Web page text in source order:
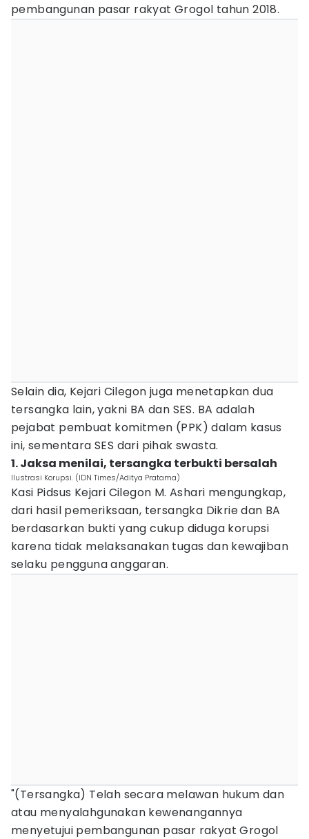
pembangunan pasar rakyat Grogol tahun 2018.
Selain dia, Kejari Cilegon juga menetapkan dua
tersangka lain, yakni BA dan SES. BA adalah
pejabat pembuat komitmen (PPK) dalam kasus
ini, sementara SES dari pihak swasta.
1. Jaksa menilai, tersangka terbukti bersalah
Ilustrasi Korupsi. (IDN Times/Aditya Pratama)
Kasi Pidsus Kejari Cilegon M. Ashari mengungkap,
dari hasil pemeriksaan, tersangka Dikrie dan BA
berdasarkan bukti yang cukup diduga korupsi
karena tidak melaksanakan tugas dan kewajiban
selaku pengguna anggaran.
"(Tersangka) Telah secara melawan hukum dan
atau menyalahgunakan kewenangannya
menyetujui pembangunan pasar rakyat Grogol